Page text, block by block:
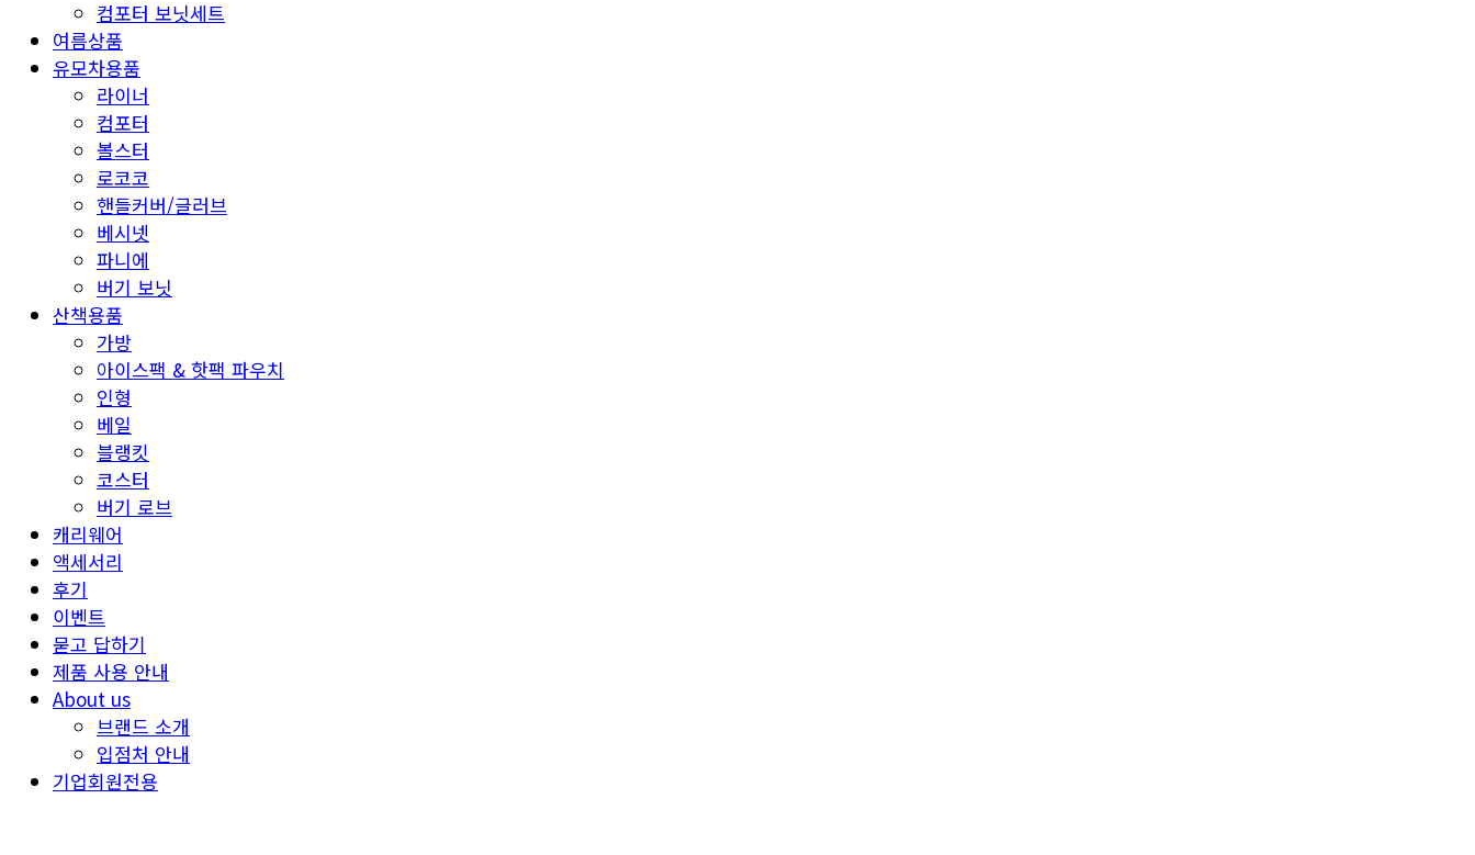
컴포터 보닛세트
여름상품
유모차용품
라이너
컴포터
볼스터
로코코
핸들커버/글러브
베시넷
파니에
버기 보닛
산책용품
가방
아이스팩 & 핫팩 파우치
인형
베일
블랭킷
코스터
버기 로브
캐리웨어
액세서리
후기
이벤트
묻고 답하기
제품 사용 안내
About us
브랜드 소개
입점처 안내
기업회원전용